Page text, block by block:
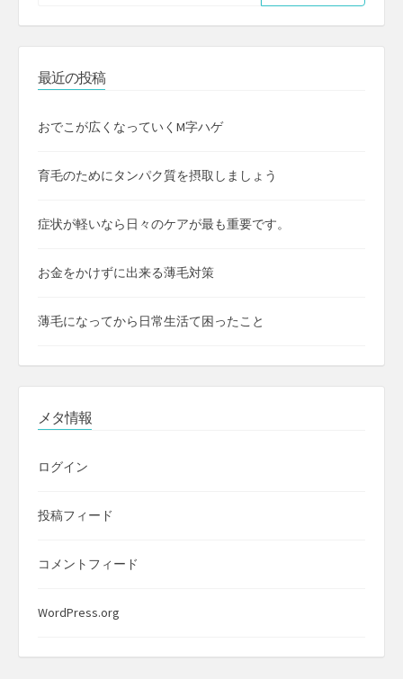
索:
最近の投稿
おでこが広くなっていくM字ハゲ
育毛のためにタンパク質を摂取しましょう
症状が軽いなら日々のケアが最も重要です。
お金をかけずに出来る薄毛対策
薄毛になってから日常生活て困ったこと
メタ情報
ログイン
投稿フィード
コメントフィード
WordPress.org